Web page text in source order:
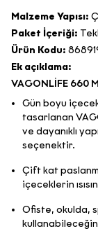
Malzeme Yapısı:
Paket İçeriği:
Ürün Kodu:
Ek açıklama:
VAGONLİFE 660
Gün boyu
tasarlanan
ve dayanıklı
seçenektir.
Çift kat
içeceklerin
Ofiste, okulda,